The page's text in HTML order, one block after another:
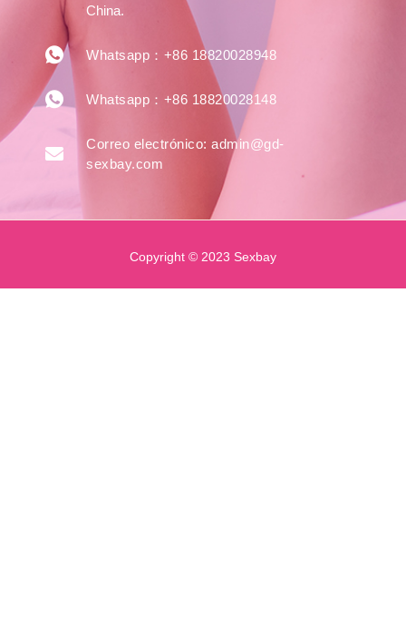
China.
Whatsapp：+86 18820028948
Whatsapp：+86 18820028148
Correo electrónico: admin@gd-
sexbay.com
Copyright © 2023 Sexbay